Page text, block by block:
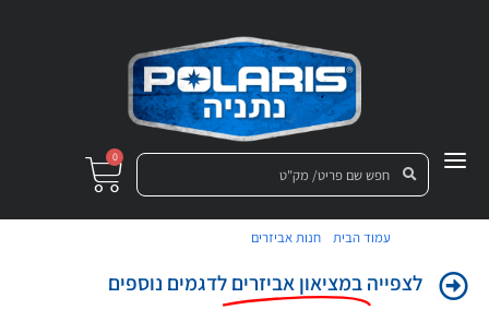
0
עמוד הבית חנות אביזרים
לצפייהבמציאון אביזרים לדגמים נוספים